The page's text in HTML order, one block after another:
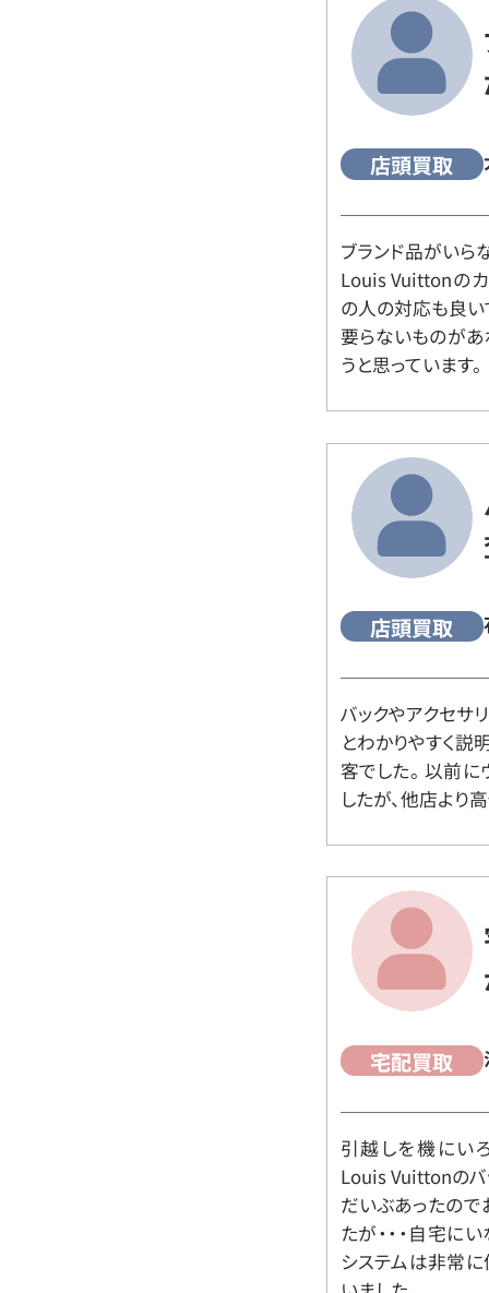
店頭買取
ブランド品がいら
Louis Vuittonの
の人の対応も良い
要らないものがあ
うと思っています。
店頭買取
バックやアクセサ
とわかりやすく説
客でした。 以前
したが、他店より
宅配買取
引越しを機にい
Louis Vuittonのバ
だいぶあったので
たが・・・自宅に
システムは非常に